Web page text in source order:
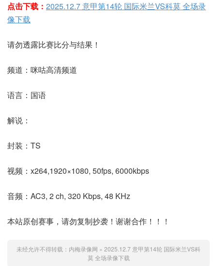
点击下载： 2025.12.7 意甲第14轮 国际米兰VS科莫 全场录
像下载
请勿透露比赛比分与结果！
频道：咪咕高清频道
语言：国语
解说：
封装：TS
视频：x264,1920×1080, 50fps, 6000kbps
音频：AC3, 2 ch, 320 Kbps, 48 KHz
本站原创赛事，请勿复制抄袭！谢谢合作！！！
未经允许不得转载： 内梅录像网 » 2025.12.7 意甲第14轮 国际米兰VS科
莫 全场录像下载